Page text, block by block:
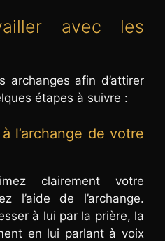
avec les
archanges afin d’attirer
étapes à suivre :
l’archange de votre
clairement votre
l’aide de l’archange.
à lui par la prière, la
en lui parlant à voix